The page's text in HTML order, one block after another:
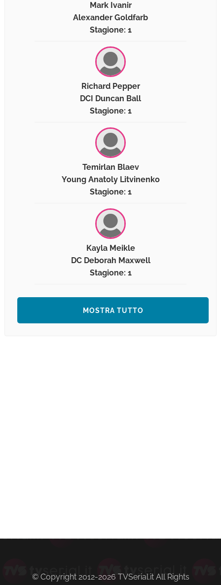
Mark Ivanir
Alexander Goldfarb
Stagione: 1
Richard Pepper
DCI Duncan Ball
Stagione: 1
Temirlan Blaev
Young Anatoly Litvinenko
Stagione: 1
Kayla Meikle
DC Deborah Maxwell
Stagione: 1
MOSTRA TUTTO
© Copyright 2012-2026 TVSerial.it All Rights